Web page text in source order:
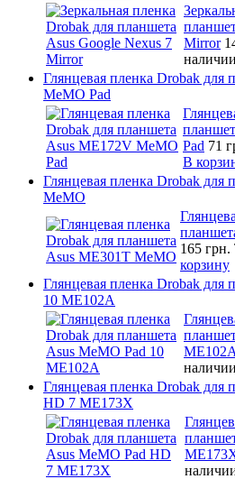
Mirror
наличии
Глянцевая пленка Drobak для
MeMO Pad
Pad 71
В
Глянцевая пленка Drobak для
MeMO
165 грн.
корзину
Глянцевая пленка Drobak для
10 ME102A
ME102A
наличии
Глянцевая пленка Drobak для
HD 7 ME173X